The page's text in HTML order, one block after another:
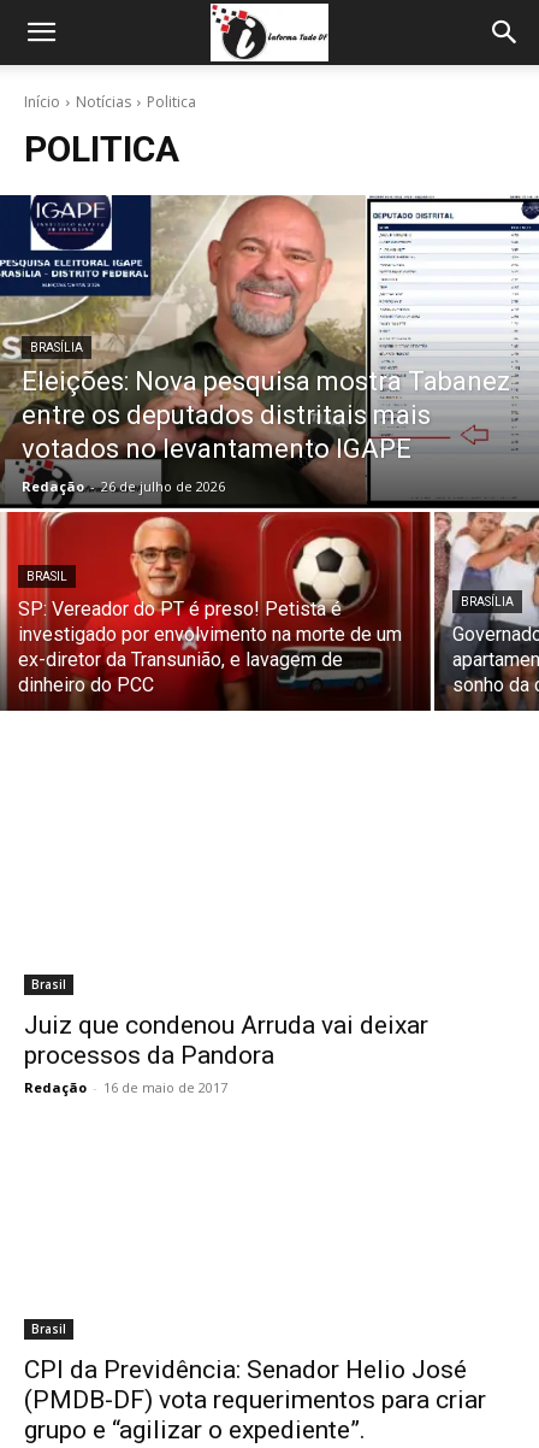
Início Notícias Politica
POLITICA
BRASÍLIA
Eleições: Nova pesquisa mostra Tabanez
entre os deputados distritais mais
votados no levantamento IGAPE
Redação - 26 de julho de 2026
BRASIL
SP: Vereador do PT é preso! Petista é
investigado por envolvimento na morte de um
ex-diretor da Transunião, e lavagem de
dinheiro do PCC
BRASÍLIA
sonho da
Brasil
Juiz que condenou Arruda vai deixar
processos da Pandora
Redação - 16 de maio de 2017
Brasil
CPI da Previdência: Senador Helio José
(PMDB-DF) vota requerimentos para criar
grupo e “agilizar o expediente”.